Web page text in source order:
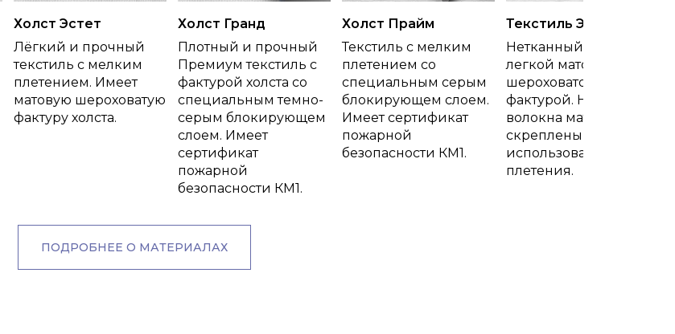
Холст Эстет
Лёгкий и прочный
текстиль с мелким
плетением. Имеет
матовую шероховатую
фактуру холста.
Холст Гранд
Плотный и прочный
Премиум текстиль с
фактурой холста со
специальным темно-
серым блокирующем
слоем. Имеет
сертификат
пожарной
безопасности КМ1.
Холст Прайм
Текстиль с мелким
плетением со
специальным серым
блокирующем слоем.
Имеет сертификат
пожарной
безопасности КМ1.
Текстиль Эко
Нетканный текстиль с
легкой матовой
шероховатой
фактурой. Нити и
волокна материала
скреплены без
использования
плетения.
ПОДРОБНЕЕ О МАТЕРИАЛАХ